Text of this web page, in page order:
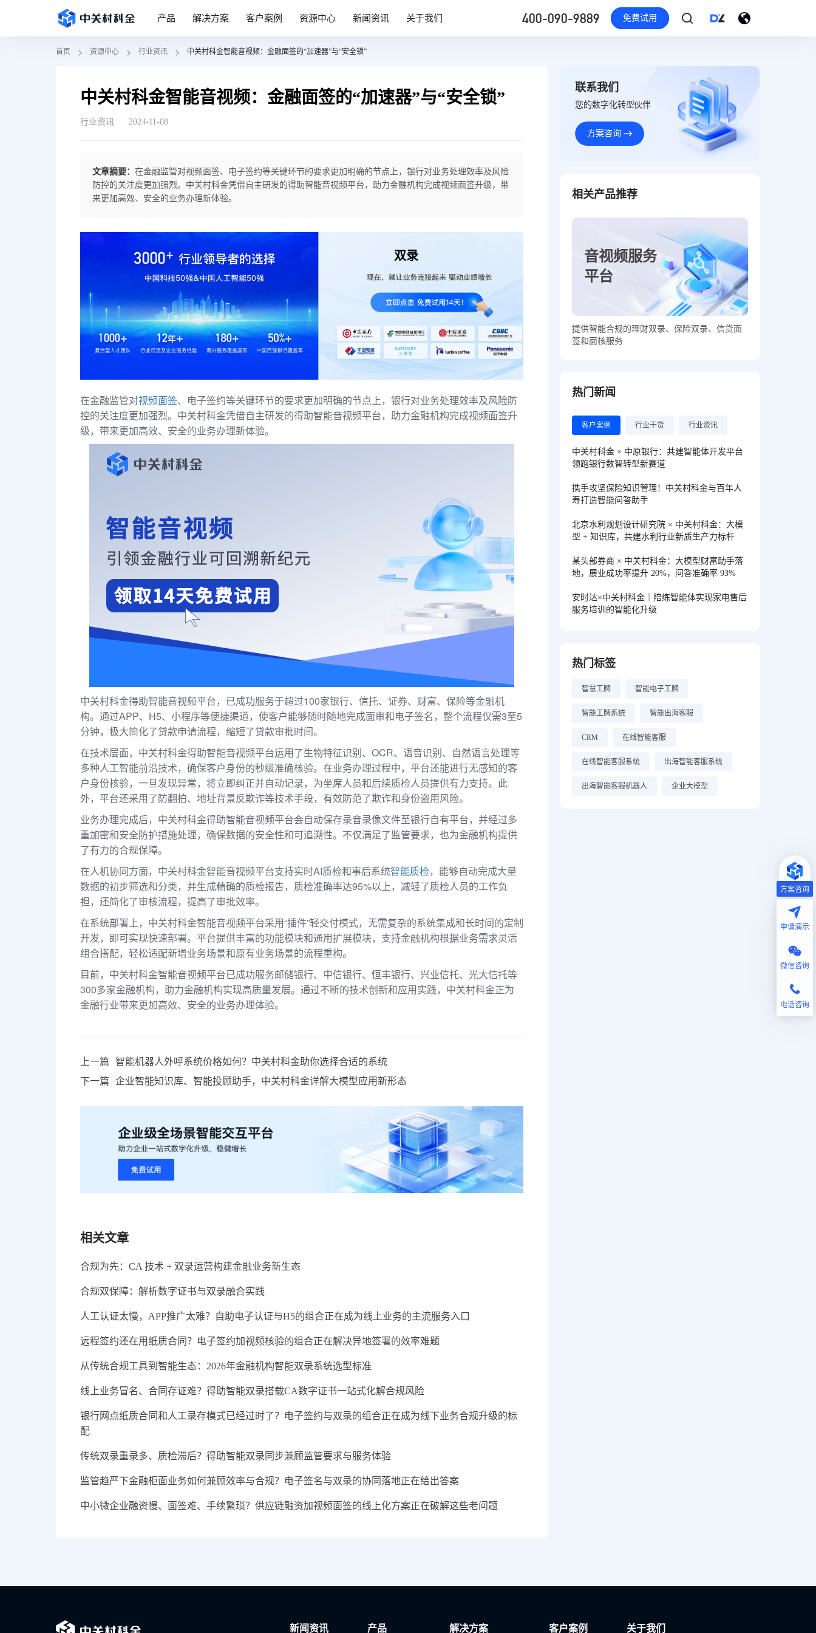
产品 解决方案 客户案例 资源中心 新闻资讯 关于我们 400-090-9889 免费试用
首页 资源中心 行业资讯 中关村科金智能音视频：金融面签的“加速器”与“安全锁”
中关村科金智能音视频：金融面签的“加速器”与“安全锁”
行业资讯 2024-11-08
文章摘要： 在金融监管对视频面签、电子签约等关键环节的要求更加明确的节点上，银行对业务处理效率及风险
防控的关注度更加强烈。中关村科金凭借自主研发的得助智能音视频平台，助力金融机构完成视频面签升级，带
来更加高效、安全的业务办理新体验。
双录
在金融监管对视频面签、电子签约等关键环节的要求更加明确的节点上，银行对业务处理效率及风险防
控的关注度更加强烈。中关村科金凭借自主研发的得助智能音视频平台，助力金融机构完成视频面签升
级，带来更加高效、安全的业务办理新体验。
中关村科金得助智能音视频平台，已成功服务于超过100家银行、信托、证券、财富、保险等金融机
构。通过APP、H5、小程序等便捷渠道，使客户能够随时随地完成面审和电子签名，整个流程仅需3至5
分钟，极大简化了贷款申请流程，缩短了贷款审批时间。
在技术层面，中关村科金得助智能音视频平台运用了生物特征识别、OCR、语音识别、自然语言处理等
多种人工智能前沿技术，确保客户身份的秒级准确核验。在业务办理过程中，平台还能进行无感知的客
户身份核验，一旦发现异常，将立即纠正并自动记录，为坐席人员和后续质检人员提供有力支持。此
外，平台还采用了防翻拍、地址背景反欺诈等技术手段，有效防范了欺诈和身份盗用风险。
业务办理完成后，中关村科金得助智能音视频平台会自动保存录音录像文件至银行自有平台，并经过多
重加密和安全防护措施处理，确保数据的安全性和可追溯性。不仅满足了监管要求，也为金融机构提供
了有力的合规保障。
在人机协同方面，中关村科金智能音视频平台支持实时AI质检和事后系统智能质检，能够自动完成大量
数据的初步筛选和分类，并生成精确的质检报告，质检准确率达95%以上，减轻了质检人员的工作负
担，还简化了审核流程，提高了审批效率。
在系统部署上，中关村科金智能音视频平台采用“插件”轻交付模式，无需复杂的系统集成和长时间的定制
开发，即可实现快速部署。平台提供丰富的功能模块和通用扩展模块，支持金融机构根据业务需求灵活
组合搭配，轻松适配新增业务场景和原有业务场景的流程重构。
目前，中关村科金智能音视频平台已成功服务邮储银行、中信银行、恒丰银行、兴业信托、光大信托等
300多家金融机构，助力金融机构实现高质量发展。通过不断的技术创新和应用实践，中关村科金正为
金融行业带来更加高效、安全的业务办理体验。
上一篇
智能机器人外呼系统价格如何？中关村科金助你选择合适的系统
下一篇
企业智能知识库、智能投顾助手，中关村科金详解大模型应用新形态
相关文章
合规为先：CA 技术 + 双录运营构建金融业务新生态
合规双保障：解析数字证书与双录融合实践
人工认证太慢，APP推广太难？自助电子认证与H5的组合正在成为线上业务的主流服务入口
远程签约还在用纸质合同？电子签约加视频核验的组合正在解决异地签署的效率难题
从传统合规工具到智能生态：2026年金融机构智能双录系统选型标准
线上业务冒名、合同存证难？得助智能双录搭载CA数字证书一站式化解合规风险
银行网点纸质合同和人工录存模式已经过时了？电子签约与双录的组合正在成为线下业务合规升级的标
配
传统双录重录多、质检滞后？得助智能双录同步兼顾监管要求与服务体验
监管趋严下金融柜面业务如何兼顾效率与合规？电子签名与双录的协同落地正在给出答案
中小微企业融资慢、面签难、手续繁琐？供应链融资加视频面签的线上化方案正在破解这些老问题
联系我们
您的数字化转型伙伴
方案咨询
相关产品推荐
音视频服务
平台
提供智能合规的理财双录、保险双录、信贷面
签和面核服务
热门新闻
客户案例 行业干货 行业资讯
中关村科金 × 中原银行：共建智能体开发平台
领跑银行数智转型新赛道
携手攻坚保险知识管理！中关村科金与百年人
寿打造智能问答助手
北京水利规划设计研究院 × 中关村科金：大模
型 + 知识库，共建水利行业新质生产力标杆
某头部券商 × 中关村科金：大模型财富助手落
地，展业成功率提升 20%，问答准确率 93%
安时达×中关村科金｜陪练智能体实现家电售后
服务培训的智能化升级
热门标签
智慧工牌 智能电子工牌
智能工牌系统 智能出海客服
CRM 在线智能客服
在线智能客服系统 出海智能客服系统
出海智能客服机器人 企业大模型
新闻资讯 产品 解决方案 客户案例 关于我们
方案咨询
申请演示
微信咨询
电话咨询